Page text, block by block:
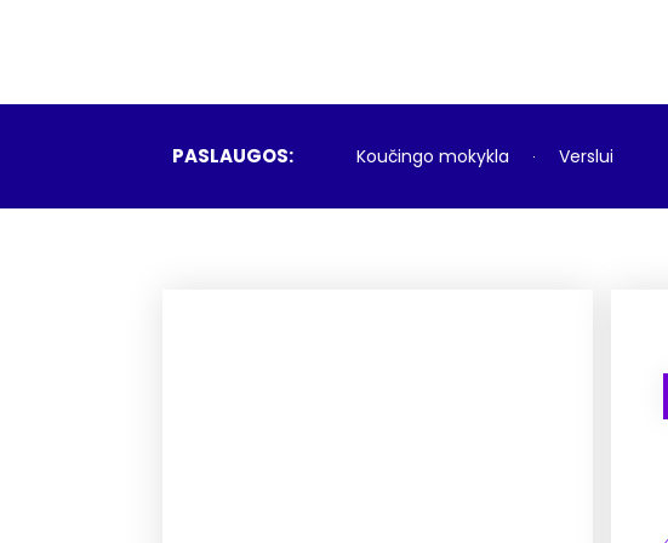
PASLAUGOS: Koučingo mokykla Verslui